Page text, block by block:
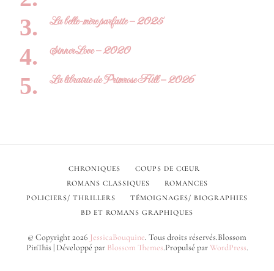
La belle-mère parfaite – 2025
Sinner Love – 2020
La librairie de Primrose Hill – 2026
© Copyright 2026 JessicaBouquine. Tous droits réservés.Blossom
PinThis | Développé par Blossom Themes.Propulsé parWordPress.
CHRONIQUES
COUPS DE CŒUR
ROMANS CLASSIQUES
ROMANCES
POLICIERS/ THRILLERS
TÉMOIGNAGES/ BIOGRAPHIES
BD ET ROMANS GRAPHIQUES